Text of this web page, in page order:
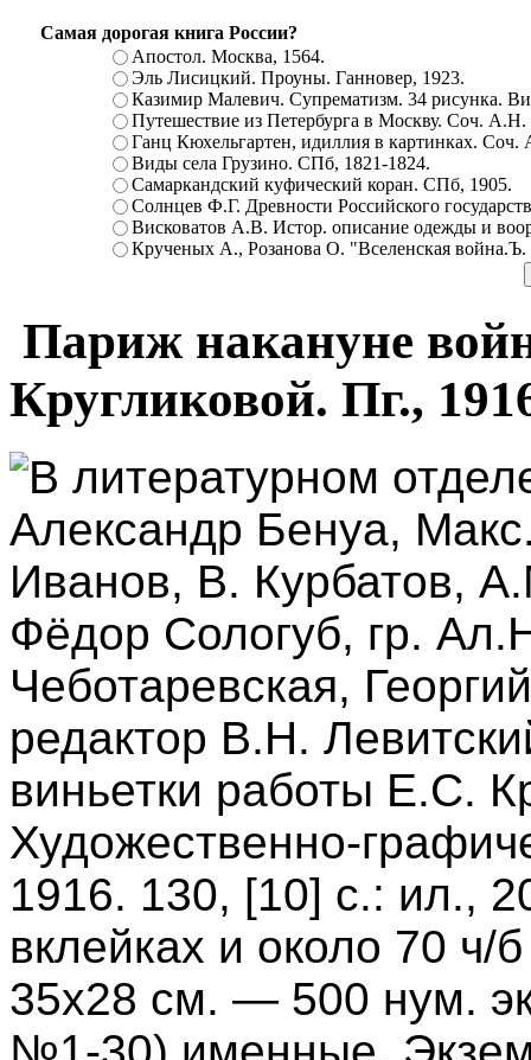
Самая дорогая книга России?
Апостол. Москва, 1564.
Эль Лисицкий. Проуны. Ганновер, 1923.
Казимир Малевич. Супрематизм. 34 рисунка.
Путешествие из Петербурга в Москву. Соч.
Ганц Кюхельгартен, идиллия в картинках.
Виды села Грузино. СПб, 1821-1824.
Самаркандский куфический коран. СПб, 1905.
Солнцев Ф.Г. Древности Российского
Висковатов А.В. Истор. описание одежды и
Крученых А., Розанова О. "Вселенская
Париж накануне
Кругликовой. Пг.,
В литературном
Александр Бенуа,
Иванов, В. Курбатов,
Фёдор Сологуб, гр.
Чеботаревская,
редактор В.Н.
виньетки работы Е.С.
Художественно-
1916. 130, [10] с.: ил.,
вклейках и около 70 ч/
35x28 см. — 500 нум.